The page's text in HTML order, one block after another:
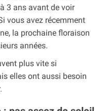
3 ans avant de voir
vous avez récemment
la prochaine floraison
années.
plus vite si
elles ont aussi besoin